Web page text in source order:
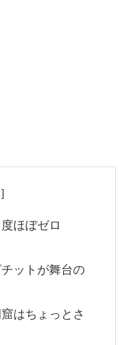
ほぼゼロ
ットが舞台の
はちょっとさ